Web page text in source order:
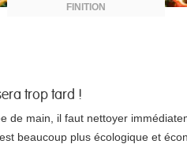
FINITION
trop tard !
de main, il faut nettoyer
beaucoup plus écologique et